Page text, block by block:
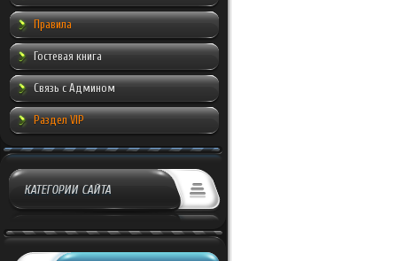
Правила
Гостевая книга
Связь с Админом
Раздел VIP
КАТЕГОРИИ САЙТА